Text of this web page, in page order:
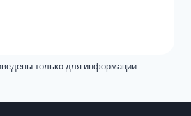
только для информации